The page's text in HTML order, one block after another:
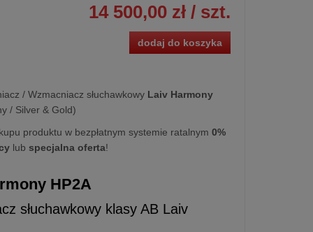
14 500,00 zł/ szt.
dodaj do koszyka
/ Wzmacniacz słuchawkowyLaiv Harmony
/ Silver & Gold)
produktu w bezpłatnym systemie ratalnym 0%
lub specjalna oferta!
HP2A
słuchawkowy klasy AB Laiv